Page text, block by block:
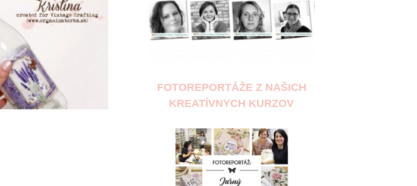
FOTOREPORTÁŽE Z NAŠICH
KREATÍVNYCH KURZOV